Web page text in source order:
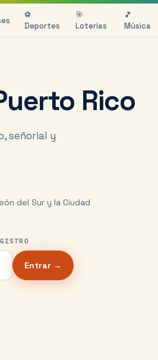
⚽
Deportes
🎯
Loterías
🎵
Música
Rico
señorial y
del Sur y la Ciudad
Entrar →